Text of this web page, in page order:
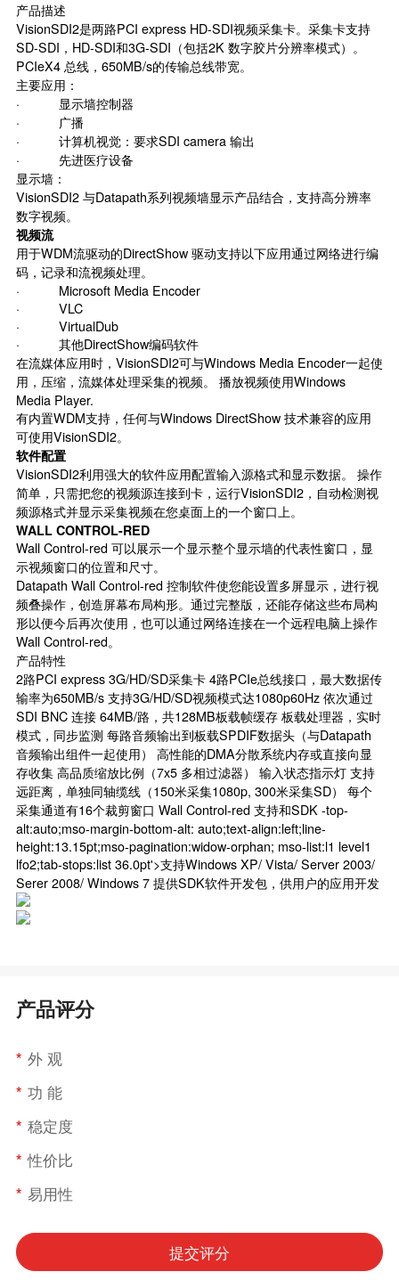
产品描述
VisionSDI2是两路PCI express HD-SDI视频采集卡。采集卡支持
SD-SDI，HD-SDI和3G-SDI（包括2K 数字胶片分辨率模式）。
PCIeX4 总线，650MB/s的传输总线带宽。
主要应用：
· 显示墙控制器
· 广播
· 计算机视觉：要求SDI camera 输出
· 先进医疗设备
显示墙：
VisionSDI2 与Datapath系列视频墙显示产品结合，支持高分辨率
数字视频。
视频流
用于WDM流驱动的DirectShow 驱动支持以下应用通过网络进行编
码，记录和流视频处理。
· Microsoft Media Encoder
· VLC
· VirtualDub
· 其他DirectShow编码软件
在流媒体应用时，VisionSDI2可与Windows Media Encoder一起使
用，压缩，流媒体处理采集的视频。 播放视频使用Windows
Media Player.
有内置WDM支持，任何与Windows DirectShow 技术兼容的应用
可使用VisionSDI2。
软件配置
VisionSDI2利用强大的软件应用配置输入源格式和显示数据。 操作
简单，只需把您的视频源连接到卡，运行VisionSDI2，自动检测视
频源格式并显示采集视频在您桌面上的一个窗口上。
WALL CONTROL-RED
Wall Control-red 可以展示一个显示整个显示墙的代表性窗口，显
示视频窗口的位置和尺寸。
Datapath Wall Control-red 控制软件使您能设置多屏显示，进行视
频叠操作，创造屏幕布局构形。通过完整版，还能存储这些布局构
形以便今后再次使用，也可以通过网络连接在一个远程电脑上操作
Wall Control-red。
产品特性
2路PCI express 3G/HD/SD采集卡 4路PCIe总线接口，最大数据传
输率为650MB/s 支持3G/HD/SD视频模式达1080p60Hz 依次通过
SDI BNC 连接 64MB/路，共128MB板载帧缓存 板载处理器，实时
模式，同步监测 每路音频输出到板载SPDIF数据头（与Datapath
音频输出组件一起使用） 高性能的DMA分散系统内存或直接向显
存收集 高品质缩放比例（7x5 多相过滤器） 输入状态指示灯 支持
远距离，单独同轴缆线（150米采集1080p, 300米采集SD） 每个
采集通道有16个裁剪窗口 Wall Control-red 支持和SDK -top-
alt:auto;mso-margin-bottom-alt: auto;text-align:left;line-
height:13.15pt;mso-pagination:widow-orphan; mso-list:l1 level1
lfo2;tab-stops:list 36.0pt'>支持Windows XP/ Vista/ Server 2003/
Serer 2008/ Windows 7 提供SDK软件开发包，供用户的应用开发
产品评分
* 外 观
* 功 能
* 稳定度
* 性价比
* 易用性
提交评分